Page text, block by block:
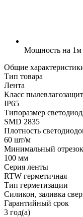
Мощность на 1м
Общие
Тип товара
Лента
Класс
IP65
Типоразмер
SMD 2835
Плотность
60 шт/м
Минимальный отрезок
100 мм
Серия ленты
RTW герметичная
Тип герметизации
Силикон, заливка
Гарантийный срок
3 год(а)